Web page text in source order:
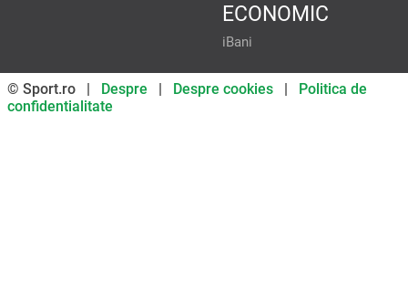
ECONOMIC
iBani
© Sport.ro | Despre | Despre cookies | Politica de
confidentialitate